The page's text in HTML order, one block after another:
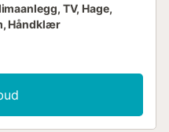
TV, Hage,
Håndklær